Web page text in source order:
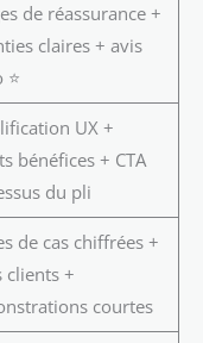
de réassurance +
claires + avis
UX +
bénéfices + CTA
du pli
de cas chiffrées +
clients +
courtes